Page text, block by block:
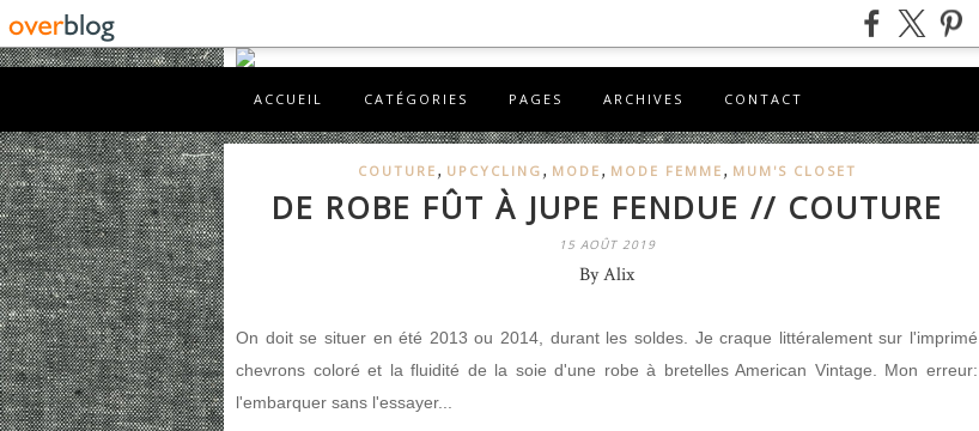
ACCUEIL CATÉGORIES PAGES ARCHIVES CONTACT
COUTURE , UPCYCLING , MODE , MODE FEMME , MUM'S CLOSET
DE ROBE FÛT À JUPE FENDUE // COUTURE
15 AOÛT 2019
By Alix
On doit se situer en été 2013 ou 2014, durant les soldes. Je craque littéralement sur l'imprimé
chevrons coloré et la fluidité de la soie d'une robe à bretelles American Vintage. Mon erreur:
l'embarquer sans l'essayer...